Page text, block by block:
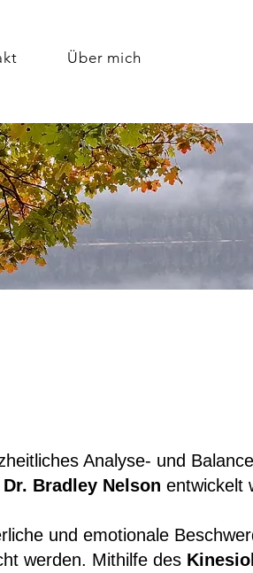
Über mich
Analyse- und
Dr. Bradley Nelson entwickelt
und emotionale
werden. Mithilfe des